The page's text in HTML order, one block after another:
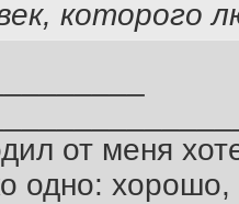
которого
от меня
одно: